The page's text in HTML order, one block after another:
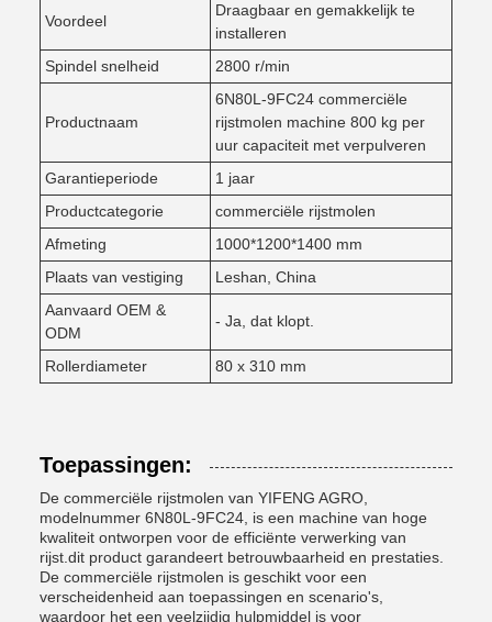
Voordeel
Draagbaar en gemakkelijk te
installeren
Spindel snelheid
2800 r/min
Productnaam
6N80L-9FC24 commerciële
rijstmolen machine 800 kg per
uur capaciteit met verpulveren
Garantieperiode
1 jaar
Productcategorie
commerciële rijstmolen
Afmeting
1000*1200*1400 mm
Plaats van vestiging
Leshan, China
Aanvaard OEM &
ODM
- Ja, dat klopt.
Rollerdiameter 80 x 310 mm
Toepassingen:
De commerciële rijstmolen van YIFENG AGRO,
modelnummer 6N80L-9FC24, is een machine van hoge
kwaliteit ontworpen voor de efficiënte verwerking van
rijst.dit product garandeert betrouwbaarheid en prestaties.
De commerciële rijstmolen is geschikt voor een
verscheidenheid aan toepassingen en scenario's,
waardoor het een veelzijdig hulpmiddel is voor